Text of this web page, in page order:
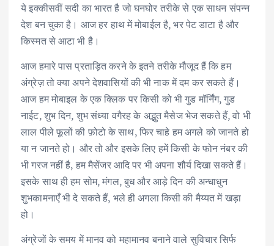
ये इक्कीसवीं सदी का भारत है जो घनघोर तरीके से एक साधन संपन्न
देश बन चुका है। आज हर हाथ में मोबाईल है, भर पेट डाटा है और
किस्मत से आटा भी है।
आज हमारे पास प्रताड़ित करने के इतने तरीके मौजूद हैं कि हम
अंग्रेज़ तो क्या अपने देशवासियों की भी नाक में दम कर सकते हैं।
आज हम मोबाइल के एक क्लिक पर किसी को भी गुड मॉर्निंग, गुड
नाईट, शुभ दिन, शुभ संध्या वगैरह के अद्भुत मैसेज भेज सकते हैं, वो भी
लाल पीले फूलों की फ़ोटो के साथ, फिर चाहे हम अगले को जानते हो
या न जानते हो। और तो और इसके लिए हमें किसी के फोन नंबर की
भी गरज नहीं है, हम मैसेंजर आदि पर भी अपना शौर्य दिखा सकते हैं।
इसके साथ ही हम सोम, मंगल, बुध और आड़े दिन की अन्धाधुन
शुभकामनाएँ भी दे सकते हैं, भले ही अगला किसी की मैय्यत में खड़ा
हो।
अंग्रेजों के समय में मानव को महामानव बनाने वाले सुविचार सिर्फ